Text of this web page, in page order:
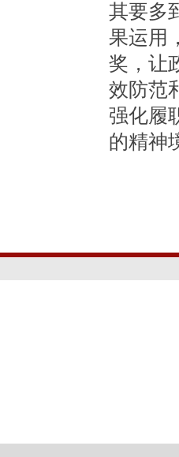
其要多
果运用
奖，让
效防范
强化履
的精神